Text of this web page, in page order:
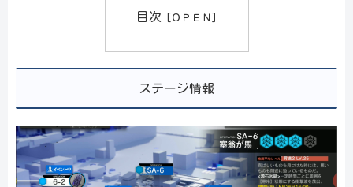
目次
ステージ情報